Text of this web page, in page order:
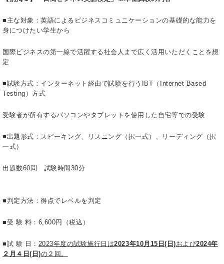
■主な対象：英語によるビジネスコミュニケーションの基礎的な能力を
身につけたい学生から
国際ビジネスの第一線で活躍する社会人まで広く活用いただくことを想
定
■試験方式：インターネット経由で試験を行うIBT（Internet Based
Testing）方式
受験者が所有するパソコンやタブレットを使用した自宅等での受験
■出題形式：スピーキング、リスニング（択一式）、リーディング（択
一式）
出題数60問 試験時間30分
■判定方法：得点でレベルを判定
■受 験 料：6,600円（税込）
■試 験 日： 2023年度の試験施行日は2023年10月15日(日)および2024年
２月４日(日)の２回。